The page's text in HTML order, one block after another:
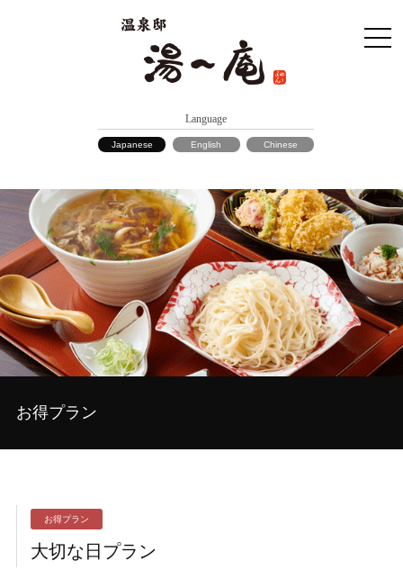
Language
Japanese English Chinese
お得プラン
お得プラン
大切な日プラン